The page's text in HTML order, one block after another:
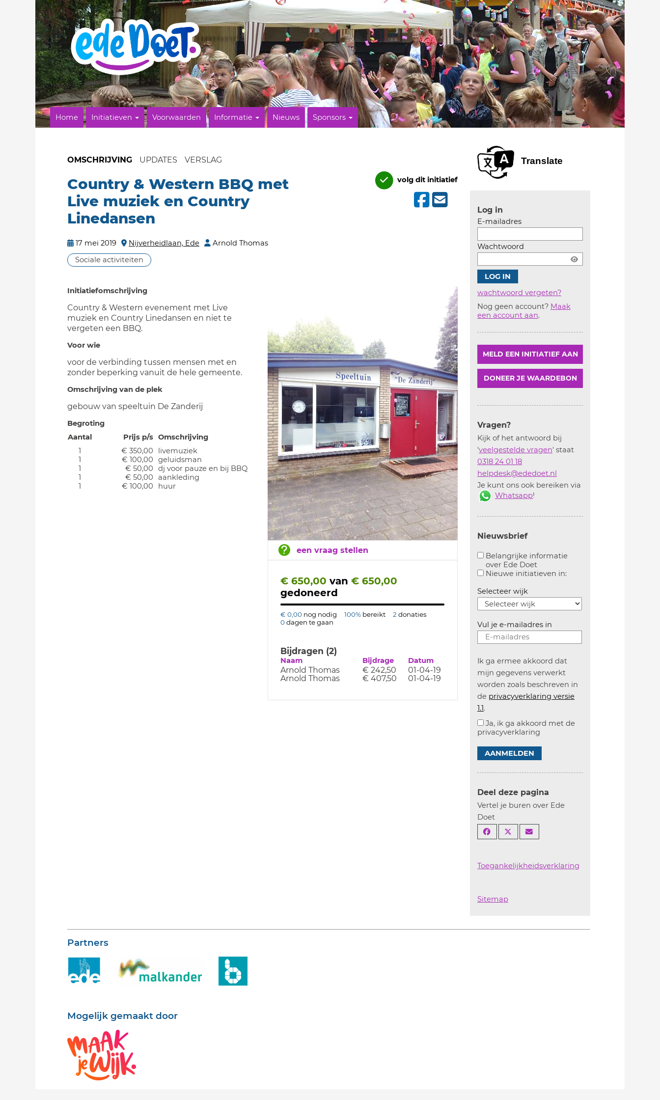
Home Initiatieven Voorwaarden Informatie Nieuws Sponsors
OMSCHRIJVING UPDATES VERSLAG
Country & Western BBQ met
Live muziek en Country
Linedansen
17 mei 2019 Nijverheidlaan, Ede
Arnold Thomas
Sociale activiteiten
volg dit initiatief
een vraag stellen
€ 650,00 van € 650,00
gedoneerd
€ 0,00 nog nodig 100% bereikt 2 donaties
0dagen te gaan
Bijdragen (2)
Naam Bijdrage Datum
Arnold Thomas € 242,50
01-04-19
Arnold Thomas
€ 407,50 01-04-19
Initiatiefomschrijving
Country & Western evenement met Live
muziek en Country Linedansen en niet te
vergeten een BBQ.
Voor wie
voor de verbinding tussen mensen met en
zonder beperking vanuit de hele gemeente.
Omschrijving van de plek
gebouw van speeltuin De Zanderij
Begroting
Aantal
Prijs p/s Omschrijving
1
€ 350,00
livemuziek
1
€ 100,00
geluidsman
1
€ 50,00
dj voor pauze en bij BBQ
1
€ 50,00
aankleding
1
€ 100,00 huur
Translate
Log in
E-mailadres
Wachtwoord
wachtwoord vergeten?
Nog geen account? Maak
een account aan.
MELD EEN INITIATIEF AAN
DONEER JE WAARDEBON
Vragen?
Kijk of het antwoord bij
'veelgestelde vragen' staat
0318 24 01 18
helpdesk@ededoet.nl
Je kunt ons ook bereiken via
Whatsapp!
Nieuwsbrief
Belangrijke informatie
over Ede Doet
Aanvinken om belangrijke informatie over
Nieuwe initiatieven in:Aanvinken om
Selecteer wijk
Vul je e-mailadres in
Ik ga ermee akkoord dat
mijn gegevens verwerkt
worden zoals beschreven in
de privacyverklaring versie
1.1.
Ja, ik ga akkoord met de
privacyverklaring
AANMELDEN
Deel deze pagina
Vertel je buren over Ede
Doet
Toegankelijkheidsverklaring
Sitemap
Partners
Mogelijk gemaakt door